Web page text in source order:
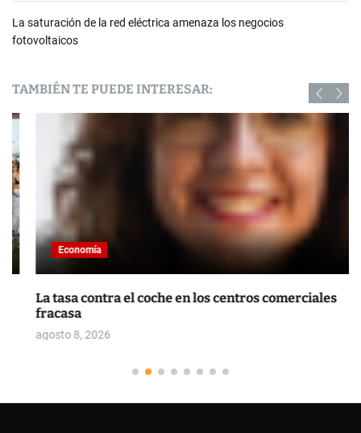
La saturación de la red eléctrica amenaza los negocios
fotovoltaicos
TAMBIÉN TE PUEDE INTERESAR:
Economía
La tasa contra el coche en los centros comerciales
fracasa
agosto 8, 2026